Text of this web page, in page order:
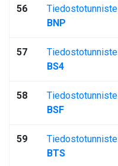
56
Tiedostotunniste
BNP
57
Tiedostotunniste
BS4
58
Tiedostotunniste
BSF
59
Tiedostotunniste
BTS